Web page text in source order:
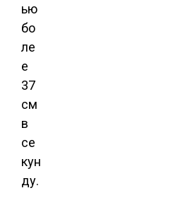
ью
бо
ле
е
37
см
в
се
кун
ду.